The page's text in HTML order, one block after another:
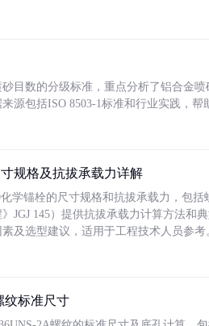
目数的分级标准，重点分析了铝合金
源包括ISO 8503-1标准和行业实践，帮
规格及抗拔承载力详解
学锚栓的尺寸规格和抗拔承载力，包
JGJ 145）提供抗拔承载力计算方法和
及选型建议，适用于工程技术人员参考
纹标准尺寸